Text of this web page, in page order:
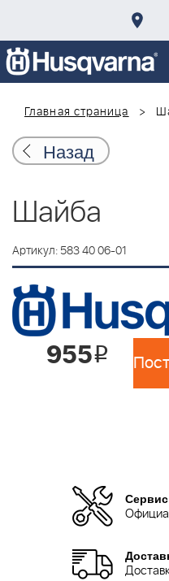
Главная страница
Назад
Шайба
Артикул: 583 40 06-01
955i
Сервис